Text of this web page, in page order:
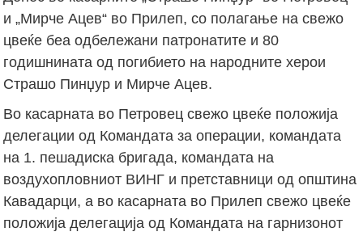
и „Мирче Ацев“ во Прилеп, со полагање на свежо
цвеќе беа одбележани патронатите и 80
годишнината од погибието на народните херои
Страшо Пинџур и Мирче Ацев.
Во касарната во Петровец свежо цвеќе положија
делегации од Командата за операции, командата
на 1. пешадиска бригада, командата на
воздухопловниот ВИНГ и претставници од општина
Кавадарци, а во касарната во Прилеп свежо цвеќе
положија делегација од Командата на гарнизонот